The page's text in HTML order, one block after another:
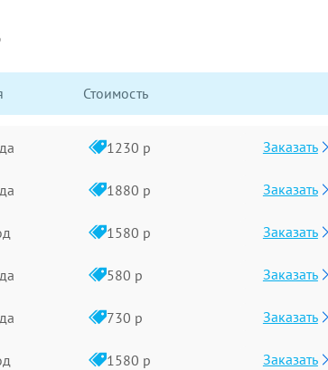
Стоимость
1230 р Заказать
1880 р Заказать
1580 р Заказать
580 р Заказать
730 р Заказать
1580 р Заказать